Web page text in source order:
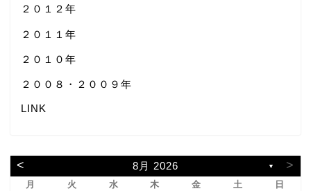
２０１２年
２０１１年
２０１０年
２００８・２００９年
LINK
< 8月 2026 ▼ >
月 火 水 木 金 土 日